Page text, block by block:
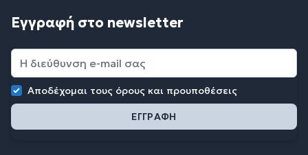
Εγγραφή στο newsletter
Αποδέχομαι τους όρους και προυποθέσεις